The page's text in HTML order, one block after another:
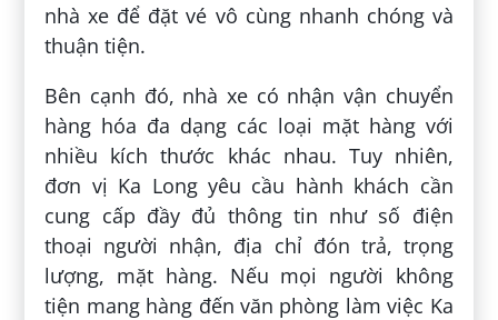
nhà xe để đặt vé vô cùng nhanh chóng và
thuận tiện.
Bên cạnh đó, nhà xe có nhận vận chuyển
hàng hóa đa dạng các loại mặt hàng với
nhiều kích thước khác nhau. Tuy nhiên,
đơn vị Ka Long yêu cầu hành khách cần
cung cấp đầy đủ thông tin như số điện
thoại người nhận, địa chỉ đón trả, trọng
lượng, mặt hàng. Nếu mọi người không
tiện mang hàng đến văn phòng làm việc Ka